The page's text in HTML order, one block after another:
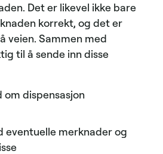
Det er likevel ikke bare
korrekt, og det er
veien. Sammen med
til å sende inn disse
om dispensasjon
eventuelle merknader og